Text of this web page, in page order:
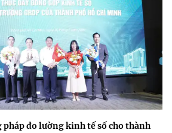
pháp đo lường kinh tế số cho thành